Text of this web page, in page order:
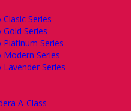
Series
Series
Series
Series
Series
A-Class